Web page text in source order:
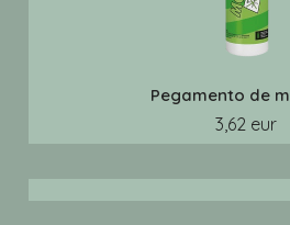
Pegamento de
3,62 eur